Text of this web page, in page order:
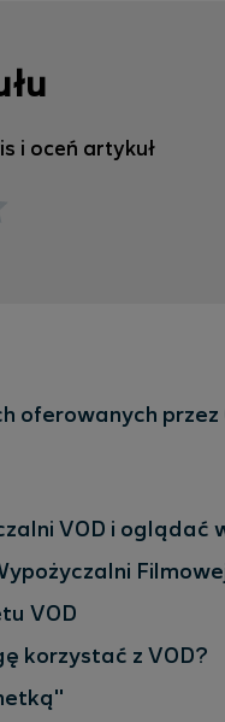
i oceń artykuł
oferowanych
VOD i oglądać
VOD
korzystać z VOD?